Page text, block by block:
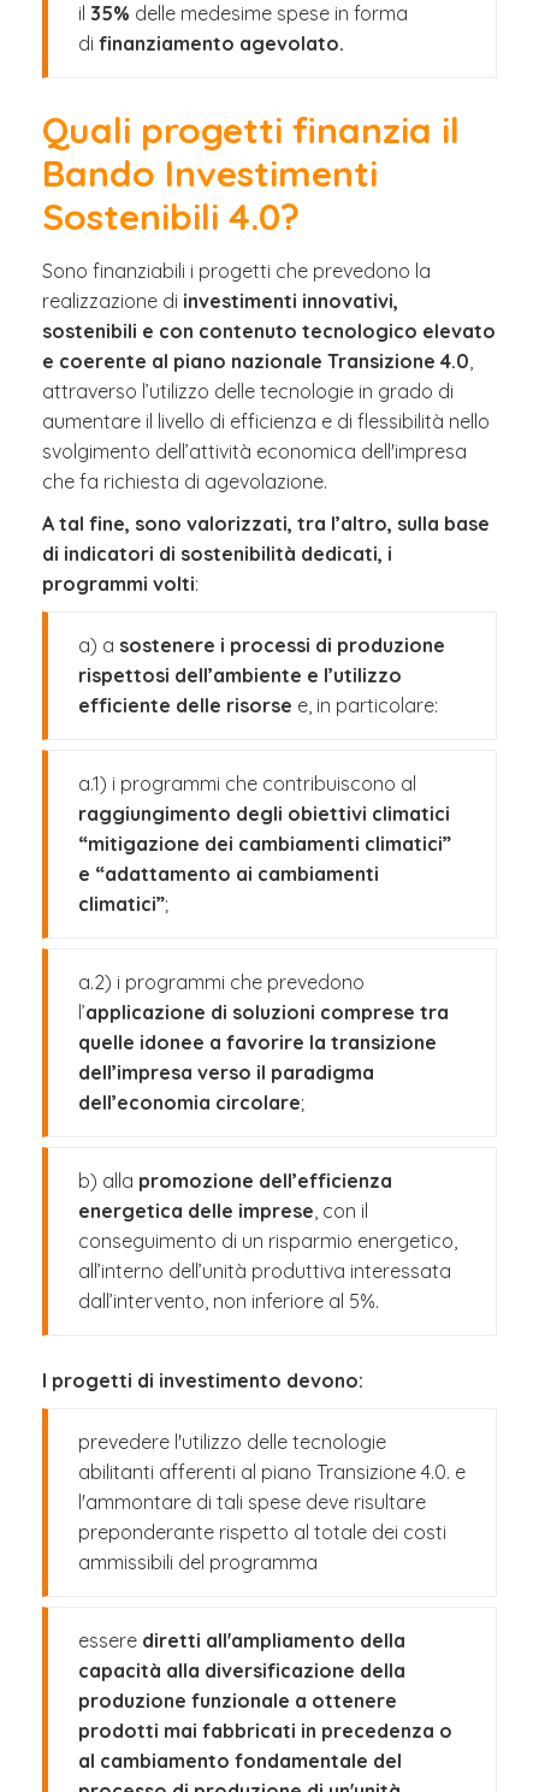
il 35% delle medesime spese in forma
di finanziamento agevolato.
Quali progetti finanzia il
Bando Investimenti
Sostenibili 4.0?
Sono finanziabili i progetti che prevedono la
realizzazione di investimenti innovativi,
sostenibili e con contenuto tecnologico elevato
e coerente al piano nazionale Transizione 4.0,
attraverso l’utilizzo delle tecnologie in grado di
aumentare il livello di efficienza e di flessibilità nello
svolgimento dell’attività economica dell'impresa
che fa richiesta di agevolazione.
A tal fine, sono valorizzati, tra l’altro, sulla base
di indicatori di sostenibilità dedicati, i
programmi volti:
a) a sostenere i processi di produzione
rispettosi dell’ambiente e l’utilizzo
efficiente delle risorse e, in particolare:
a.1) i programmi che contribuiscono al
raggiungimento degli obiettivi climatici
“mitigazione dei cambiamenti climatici”
e “adattamento ai cambiamenti
climatici”;
a.2) i programmi che prevedono
l’applicazione di soluzioni comprese tra
quelle idonee a favorire la transizione
dell’impresa verso il paradigma
dell’economia circolare;
b) alla promozione dell’efficienza
energetica delle imprese, con il
conseguimento di un risparmio energetico,
all’interno dell’unità produttiva interessata
dall’intervento, non inferiore al 5%.
I progetti di investimento devono:
prevedere l'utilizzo delle tecnologie
abilitanti afferenti al piano Transizione 4.0. e
l'ammontare di tali spese deve risultare
preponderante rispetto al totale dei costi
ammissibili del programma
essere diretti all'ampliamento della
capacità alla diversificazione della
produzione funzionale a ottenere
prodotti mai fabbricati in precedenza o
al cambiamento fondamentale del